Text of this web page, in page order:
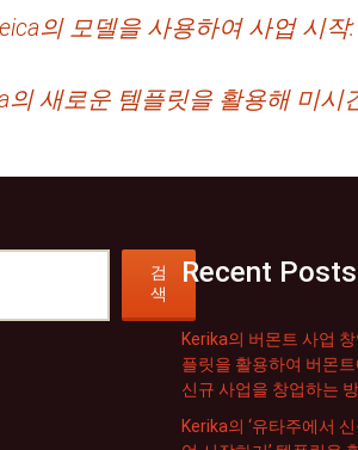
의 모델을 사용하여 사업 시
의 새로운 템플릿을 활용해 미
검
색
Recent Posts
Kerika의 버몬트 사업 창
플릿을 활용하여 버몬트
신규 사업을 창업하는
Kerika의 ‘유타주에서